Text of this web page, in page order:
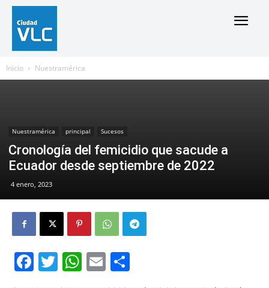
Inicio Nuestramérica
Nuestramérica principal Sucesos
Cronología del femicidio que sacude a
Ecuador desde septiembre de 2022
4 enero, 2023
Facebook
Twitter
WhatsApp
Email